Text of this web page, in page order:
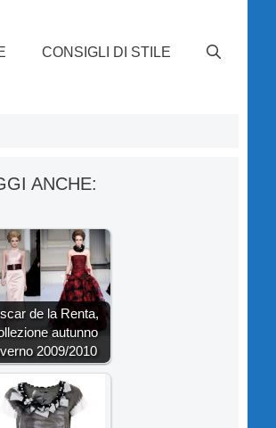
CONSIGLI DI STILE
ANCHE:
de la Renta,
autunno
2009/2010